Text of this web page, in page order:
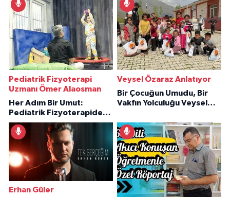
Pediatrik Fizyoterapi
Uzmanı Ömer Alaosman
Her Adım Bir Umut:
Pediatrik Fizyoterapiden
İlham Veren Hikâyeler
Veysel Özaraz Anlatıyor
Bir Çocuğun Umudu, Bir
Vakfın Yolculuğu Veysel
Erhan Güler